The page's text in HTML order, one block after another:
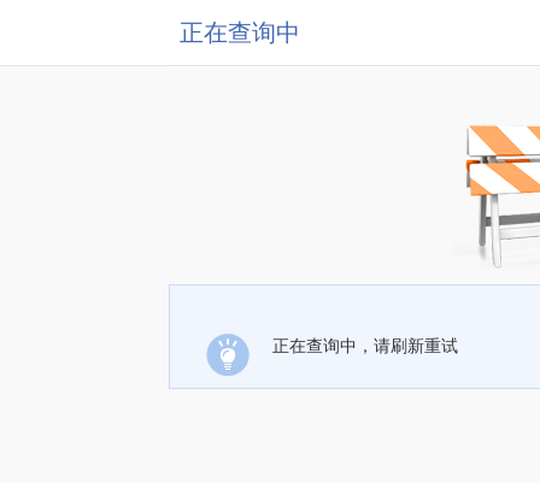
正在查询中
正在查询中，请刷新重试